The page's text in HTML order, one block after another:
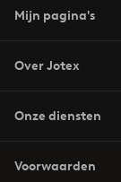
Mijn pagina's
Over Jotex
Onze diensten
Voorwaarden